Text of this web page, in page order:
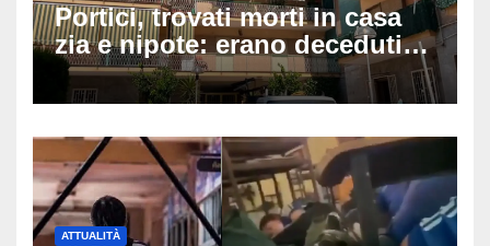
Portici, trovati morti in casa
zia e nipote: erano deceduti
da giorni, il caldo tra le
ipotesi al vaglio
ATTUALITÀ